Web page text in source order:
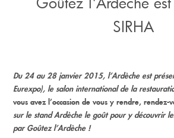
SIRHA
Du 24 au 28 janvier 2015, l’Ardèche est
Eurexpo), le salon international de la
vous avez l’occasion de vous y rendre, rendez-
sur le stand Ardèche le goût pour y découvrir
par Goûtez l’Ardèche !